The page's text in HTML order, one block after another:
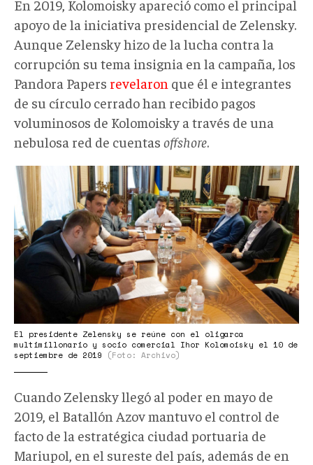
En 2019, Kolomoisky apareció como el principal
apoyo de la iniciativa presidencial de Zelensky.
Aunque Zelensky hizo de la lucha contra la
corrupción su tema insignia en la campaña, los
Pandora Papers revelaron que él e integrantes
de su círculo cerrado han recibido pagos
voluminosos de Kolomoisky a través de una
nebulosa red de cuentas offshore.
zelenski
oligarca.jpg
El presidente Zelensky se reúne con el oligarca
multimillonario y socio comercial Ihor Kolomoisky el 10 de
septiembre de 2019
(Foto: Archivo)
Cuando Zelensky llegó al poder en mayo de
2019, el Batallón Azov mantuvo el control de
facto de la estratégica ciudad portuaria de
Mariupol, en el sureste del país, además de en